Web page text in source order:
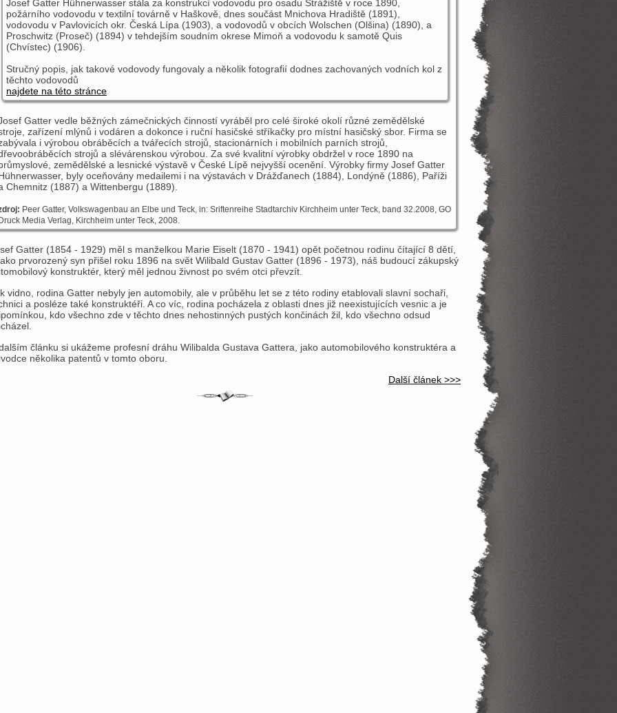
Josef Gatter Hühnerwasser stála za konstrukcí vodovodu pro osadu Strážiště v roce 1890,
požárního vodovodu v textilní továrně v Haškově, dnes součást Mnichova Hradiště (1891),
vodovodu v Pavlovicích okr. Česká Lípa (1903), a vodovodů v obcích Wolschen (Olšina) (1890), a
Proschwitz (Proseč) (1894) v tehdejším soudním okrese Mimoň a vodovodu k samotě Quis
(Chvístec) (1906).
Stručný popis, jak takové vodovody fungovaly a několik fotografií dodnes zachovaných vodních kol z
těchto vodovodů
najdete na této stránce
Gatter vedle běžných zámečnických činností vyráběl pro celé široké okolí různé zemědělské
zařízení mlýnů i vodáren a dokonce i ruční hasičské stříkačky pro místní hasičský sbor. Firma se
i výrobou obráběcích a tvářecích strojů, stacionárních i mobilních parních strojů,
strojů a slévárenskou výrobou. Za své kvalitní výrobky obdržel v roce 1890 na
zemědělské a lesnické výstavě v České Lípě nejvyšší ocenění. Výrobky firmy Josef Gatter
byly oceňovány medailemi i na výstavách v Drážďanech (1884), Londýně (1886), Paříži
Chemnitz (1887) a Wittenbergu (1889).
Peer Gatter, Volkswagenbau an Elbe und Teck, in: Sriftenreihe Stadtarchiv Kirchheim unter Teck, band 32.2008, GO
Druck Media Verlag, Kirchheim unter Teck, 2008.
Gatter (1854 - 1929) měl s manželkou Marie Eiselt (1870 - 1941) opět početnou rodinu čítající 8 dětí,
prvorozený syn přišel roku 1896 na svět Wilibald Gustav Gatter (1896 - 1973), náš budoucí zákupský
konstruktér, který měl jednou živnost po svém otci převzít.
vidno, rodina Gatter nebyly jen automobily, ale v průběhu let se z této rodiny etablovali slavní sochaři,
a posléze také konstruktéři. A co víc, rodina pocházela z oblasti dnes již neexistujících vesnic a je
kdo všechno zde v těchto dnes nehostinných pustých končinách žil, kdo všechno odsud
článku si ukážeme profesní dráhu Wilibalda Gustava Gattera, jako automobilového konstruktéra a
několika patentů v tomto oboru.
Další článek >>>